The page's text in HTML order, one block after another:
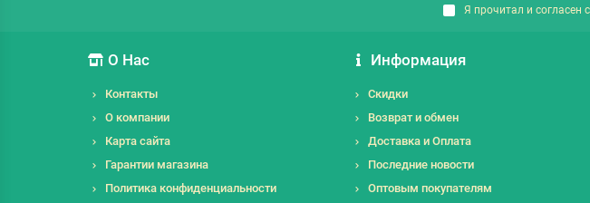
Я прочитал и согласен
О Нас
Контакты
О компании
Карта сайта
Гарантии магазина
Политика конфиденциальности
Информация
Скидки
Возврат и обмен
Доставка и Оплата
Последние новости
Оптовым покупателям